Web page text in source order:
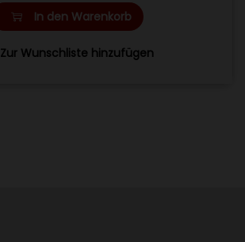
In den Warenkorb
Zur Wunschliste hinzufügen